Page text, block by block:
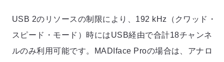
USB 2のリソースの制限により、192 kHz（クワッド・
スピード・モード）時にはUSB経由で合計18チャンネ
ルのみ利用可能です。MADIface Proの場合は、アナロ